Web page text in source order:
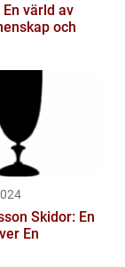
värld av
och
Skidor: En
En